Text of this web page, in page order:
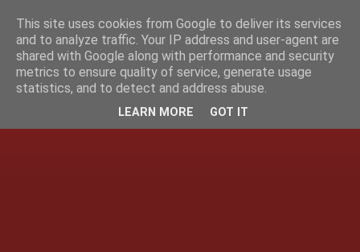
This site uses cookies from Google to deliver its services
and to analyze traffic. Your IP address and user-agent are
shared with Google along with performance and security
metrics to ensure quality of service, generate usage
statistics, and to detect and address abuse.
LEARN MORE GOT IT